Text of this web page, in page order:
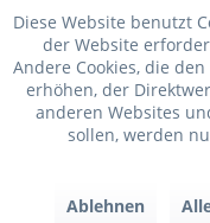
Diese Website benutzt
der Website
Andere Cookies, die
erhöhen, der
anderen Websites
sollen, werden
Ablehnen